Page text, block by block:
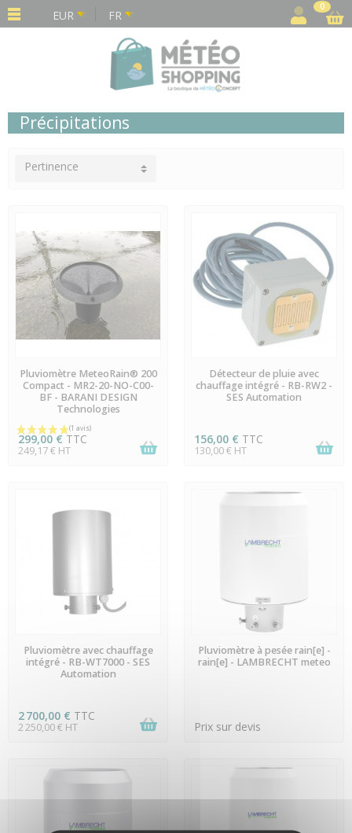
EUR FR
0
Précipitations
Pertinence
EN STOCK
Pluviomètre MeteoRain® 200
Compact - MR2-20-NO-C00-
BF - BARANI DESIGN
Technologies
299,00 € TTC
249,17 € HT
PRÉCOMMANDE
Détecteur de pluie avec
chauffage intégré - RB-RW2 -
SES Automation
156,00 € TTC
130,00 € HT
PRÉCOMMANDE
Pluviomètre avec chauffage
intégré - RB-WT7000 - SES
Automation
2 700,00 € TTC
2 250,00 € HT
PRÉCOMMANDE
Pluviomètre à pesée rain[e] -
rain[e] - LAMBRECHT meteo
Prix sur devis
Panneau de gestion des cookies